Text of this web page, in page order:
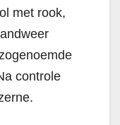
met rook,
controle